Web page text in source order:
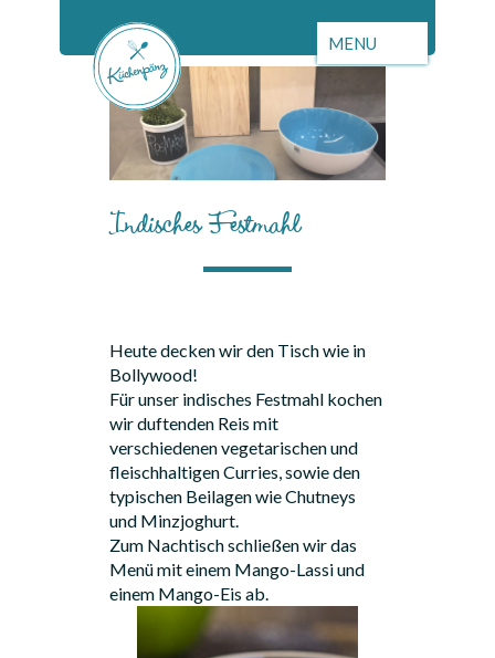
Indisches Festmahl
Heute decken wir den Tisch wie in
Bollywood!
Für unser indisches Festmahl kochen
wir duftenden Reis mit
verschiedenen vegetarischen und
fleischhaltigen Curries, sowie den
typischen Beilagen wie Chutneys
und Minzjoghurt.
Zum Nachtisch schließen wir das
Menü mit einem Mango-Lassi und
einem Mango-Eis ab.